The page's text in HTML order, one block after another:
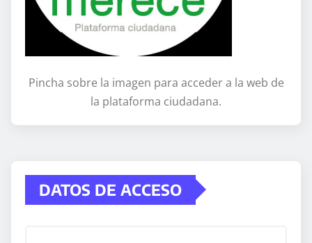
Pincha sobre la imagen para acceder a la web de
la plataforma ciudadana.
DATOS DE ACCESO